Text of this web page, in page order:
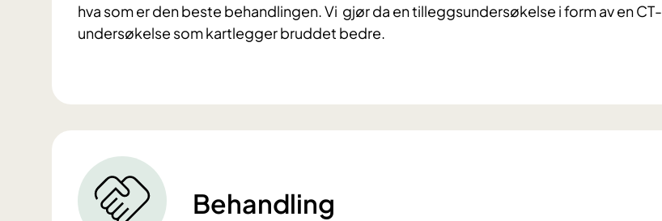
hva som er den beste behandlingen. Vi gjør da en tilleggsundersøkelse i form av en CT-
undersøkelse som kartlegger bruddet bedre.
Behandling